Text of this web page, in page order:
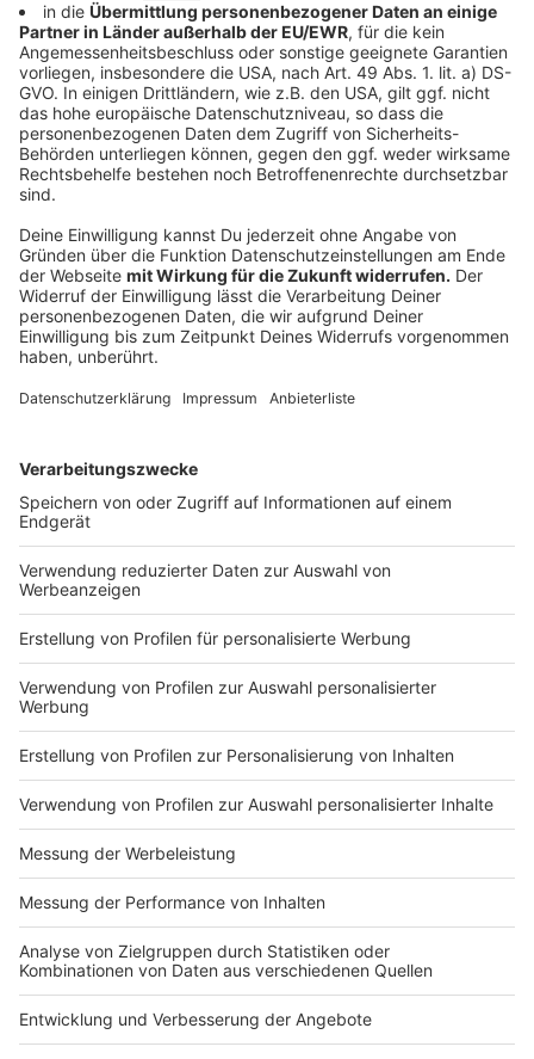
unter Beachtung von Schutzmaßnahmen vor
Infektionen kontaktfrei erfolgen kann.
In Geschäften, die sowohl Güter des täglichen
Bedarfes als auch andere Sortimente anbieten,
gilt genau wie im Frühjahr Folgendes: Liegt der
Schwerpunkt bei den Gütern des täglichen
Bedarfs, dürfen die Geschäfte insgesamt öffnen,
ausweiten. Liegt der Schwerpunkt in den anderen
Sortimenten, dürfen nur die täglichen
Bedarfsgüter verkauft werden, die anderen
Sortimente aber nicht.
Die Abgabe von Lebensmitteln durch soziale
bleibt gestattet.
Anzeige
Die Coronaschutzverordnung zum Download
Anzeige
Hier könnt ihr euch die gesamte, aktuelle
Coronaschutz-Verordnung downloaden. Die
Verordnung läuft nach jetzigem Stand am 10. Januar
2021 aus.
Anzeige
Es ist davon auszugehen, dass sich Bund und Länder
am 5. Januar 2021 ein neues Bild verschaffen und
darüber entscheiden, ob der harte Lockdown ab 10.
Januar noch einmal verlängert wird oder ob schon
gelockert werden kann.
Autor: Joachim Schultheis (mit Land.NRW)